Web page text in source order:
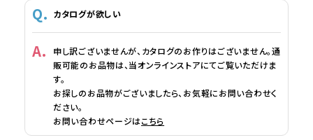
カタログが欲しい
申し訳ございませんが、カタログのお作りはございません。通
販可能のお品物は、当オンラインストアにてご覧いただけま
す。
お探しのお品物がございましたら、お気軽にお問い合わせく
ださい。
お問い合わせページはこちら